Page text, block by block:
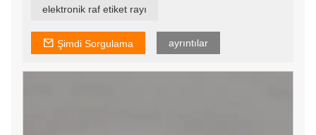
önerilere dayalı olarak anında fiyat değişiklikleri
elektronik raf etiket rayı
Şimdi Sorgulama ayrıntılar